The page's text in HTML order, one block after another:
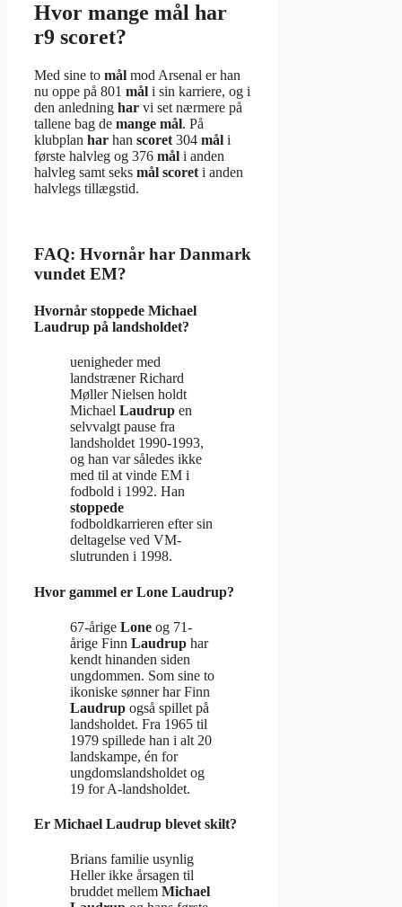
Hvor mange mål har
r9 scoret?
Med sine to mål mod Arsenal er han
nu oppe på 801 mål i sin karriere, og i
den anledning har vi set nærmere på
tallene bag de mange mål. På
klubplan har han scoret 304 mål i
første halvleg og 376 mål i anden
halvleg samt seks mål scoret i anden
halvlegs tillægstid.
FAQ: Hvornår har Danmark
vundet EM?
Hvornår stoppede Michael
Laudrup på landsholdet?
uenigheder med
landstræner Richard
Møller Nielsen holdt
Michael Laudrup en
selvvalgt pause fra
landsholdet 1990-1993,
og han var således ikke
med til at vinde EM i
fodbold i 1992. Han
stoppede
fodboldkarrieren efter sin
deltagelse ved VM-
slutrunden i 1998.
Hvor gammel er Lone Laudrup?
67-årige Lone og 71-
årige Finn Laudrup har
kendt hinanden siden
ungdommen. Som sine to
ikoniske sønner har Finn
Laudrup også spillet på
landsholdet. Fra 1965 til
1979 spillede han i alt 20
landskampe, én for
ungdomslandsholdet og
19 for A-landsholdet.
Er Michael Laudrup blevet skilt?
Brians familie usynlig
Heller ikke årsagen til
bruddet mellem Michael